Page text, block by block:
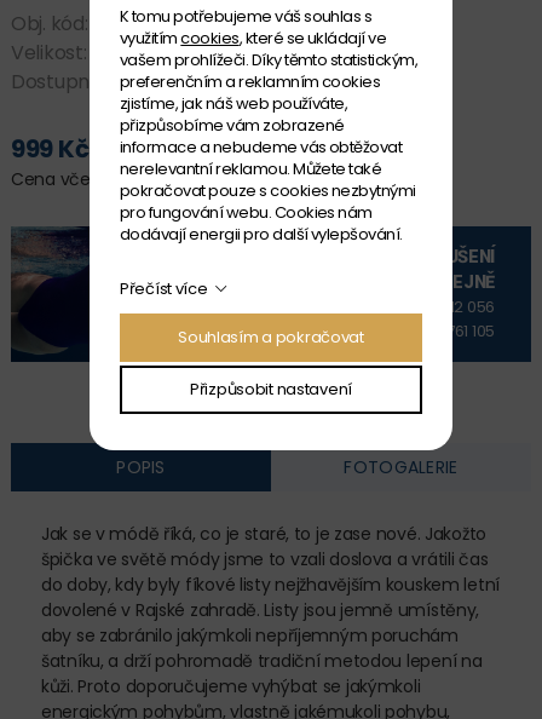
Obj. kód:
*FKS033G7224108
Velikost:
Dostupnost:SKLADEM
999 Kč
Cena včetně DPH
PŘIDAT DO KOŠÍKU
VYZKOUŠENÍ
NA PRODEJNĚ
+420 606 912 056
+420 606 761 105
POPIS FOTOGALERIE
Jak se v módě říká, co je staré, to je zase nové. Jakožto
špička ve světě módy jsme to vzali doslova a vrátili čas
do doby, kdy byly fíkové listy nejžhavějším kouskem letní
dovolené v Rajské zahradě. Listy jsou jemně umístěny,
aby se zabránilo jakýmkoli nepříjemným poruchám
šatníku, a drží pohromadě tradiční metodou lepení na
kůži. Proto doporučujeme vyhýbat se jakýmkoli
energickým pohybům, vlastně jakémukoli pohybu,
K tomu potřebujeme váš souhlas s
využitímcookies, které se ukládají ve
vašem prohlížeči. Díky těmto statistickým,
preferenčním a reklamním cookies
zjistíme, jak náš web používáte,
přizpůsobíme vám zobrazené
informace a nebudeme vás obtěžovat
nerelevantní reklamou. Můžete také
pokračovat pouze s cookies nezbytnými
pro fungování webu. Cookies nám
dodávají energii pro další vylepšování.
Přečíst více
Souhlasím a pokračovat
Přizpůsobit nastavení